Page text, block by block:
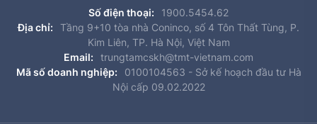
Số điện thoại:
1900.5454.62
Địa chỉ:
Tầng 9+10 tòa nhà Coninco, số 4 Tôn Thất Tùng, P.
Kim Liên, TP. Hà Nội, Việt Nam
Email:
trungtamcskh@tmt-vietnam.com
Mã số doanh nghiệp:
0100104563 - Sở kế hoạch đầu tư Hà
Nội cấp 09.02.2022